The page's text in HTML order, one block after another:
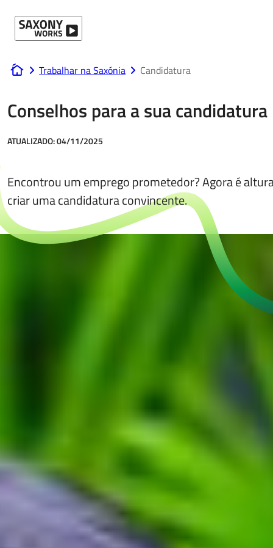
www.saxony-works.com
Trabalhar na Saxónia Candidatura
Conselhos para a sua candidatura
ATUALIZADO:04/11/2025
Encontrou um emprego prometedor? Agora é
criar uma candidatura convincente.